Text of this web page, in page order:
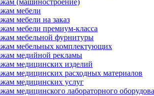
мебели
мебели на заказ
мебели премиум-класса
мебельной фурнитуры
мебельных комплектующих
медийной рекламы
медицинских изделий
медицинских расходных материалов
медицинских услуг
медицинского лабораторного